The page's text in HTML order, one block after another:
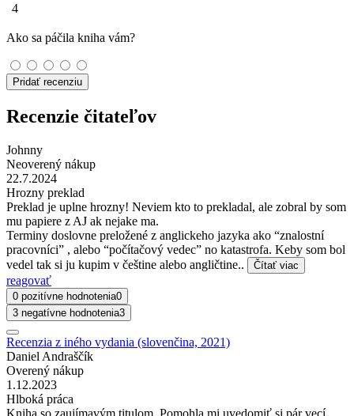
4
Ako sa páčila kniha vám?
Pridať recenziu
Recenzie čitateľov
Johnny
Neoverený nákup
22.7.2024
Hrozny preklad
Preklad je uplne hrozny! Neviem kto to prekladal, ale zobral by som
mu papiere z AJ ak nejake ma.
Terminy doslovne preložené z anglickeho jazyka ako “znalostní
pracovníci” , alebo “počítačový vedec” no katastrofa. Keby som bol
vedel tak si ju kupim v češtine alebo angličtine..
Čítať viac
reagovať
0 pozitívne hodnotenia0
3 negatívne hodnotenia3
Recenzia z iného vydania (slovenčina, 2021)
Daniel Andraščík
Overený nákup
1.12.2023
Hlboká práca
Kniha so zaujímavým titulom. Pomohla mi uvedomiť si pár vecí.